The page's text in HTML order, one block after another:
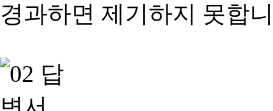
경과하면 제기하지 못합